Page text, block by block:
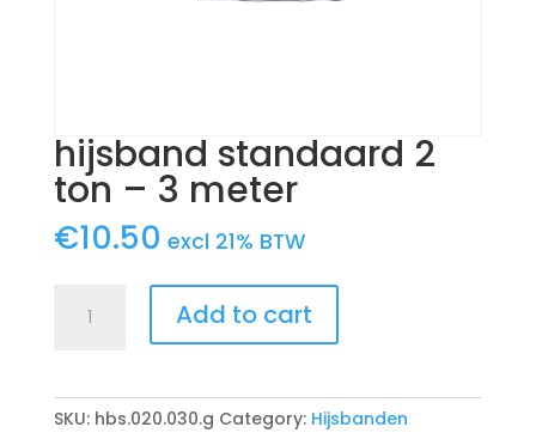
hijsband standaard 2
ton – 3 meter
€10.50 excl 21% BTW
standaard
-
Add to cart
SKU: hbs.020.030.g Category: Hijsbanden